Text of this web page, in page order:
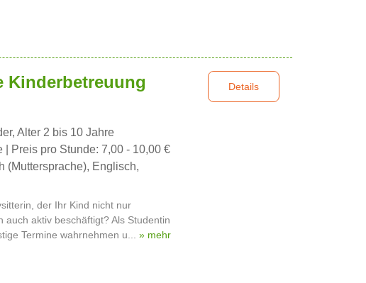
Kinderbetreuung
Alter 2 bis 10 Jahre
| Preis pro Stunde: 7,00 - 10,00 €
(Muttersprache), Englisch,
der Ihr Kind nicht nur
auch aktiv beschäftigt? Als Studentin
Termine wahrnehmen u... » mehr
Details